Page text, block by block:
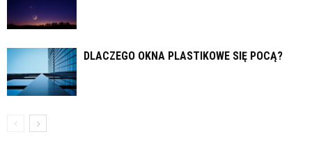
DLACZEGO OKNA PLASTIKOWE SIĘ POCĄ?